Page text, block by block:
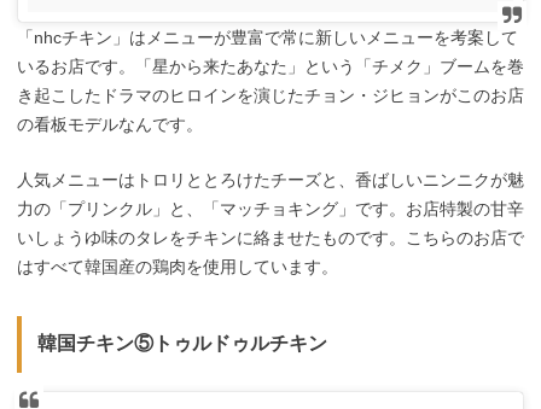
「nhcチキン」はメニューが豊富で常に新しいメニューを考案して
いるお店です。「星から来たあなた」という「チメク」ブームを巻
き起こしたドラマのヒロインを演じたチョン・ジヒョンがこのお店
の看板モデルなんです。
人気メニューはトロリととろけたチーズと、香ばしいニンニクが魅
力の「プリンクル」と、「マッチョキング」です。お店特製の甘辛
いしょうゆ味のタレをチキンに絡ませたものです。こちらのお店で
はすべて韓国産の鶏肉を使用しています。
韓国チキン⑤トゥルドゥルチキン